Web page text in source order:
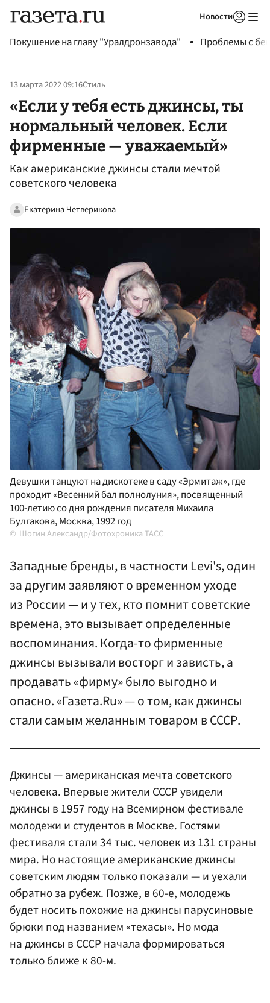
Новости
Покушение на главу "Уралдронзавода" Проблемы с
13 марта 2022 09:16Стиль
«Если у тебя есть джинсы, ты
нормальный человек. Если
фирменные — уважаемый»
Как американские джинсы стали мечтой
советского человека
Екатерина Четверикова
Девушки танцуют на дискотеке в саду «Эрмитаж», где
проходит «Весенний бал полнолуния», посвященный
100-летию со дня рождения писателя Михаила
Булгакова, Москва, 1992 год
Шогин Александр/Фотохроника ТАСС
Западные бренды, в частности Levi's, один
за другим заявляют о временном уходе
из России — и у тех, кто помнит советские
времена, это вызывает определенные
воспоминания. Когда-то фирменные
джинсы вызывали восторг и зависть, а
продавать «фирму» было выгодно и
опасно. «Газета.Ru» — о том, как джинсы
стали самым желанным товаром в СССР.
Джинсы — американская мечта советского
человека. Впервые жители СССР увидели
джинсы в 1957 году на Всемирном фестивале
молодежи и студентов в Москве. Гостями
фестиваля стали 34 тыс. человек из 131 страны
мира. Но настоящие американские джинсы
советским людям только показали — и уехали
обратно за рубеж. Позже, в 60-е, молодежь
будет носить похожие на джинсы парусиновые
брюки под названием «техасы». Но мода
на джинсы в СССР начала формироваться
только ближе к 80-м.